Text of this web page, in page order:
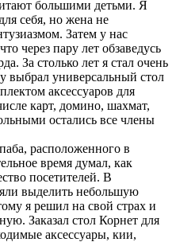
большими детьми. Я
себя, но жена не
Затем у нас
через пару лет обзаведусь
За столько лет я стал очень
выбрал универсальный стол
аксессуаров для
карт, домино, шахмат,
остались все члены
расположенного в
время думал, как
посетителей. В
выделить небольшую
я решил на свой страх и
Заказал стол Корнет для
аксессуары, кии,